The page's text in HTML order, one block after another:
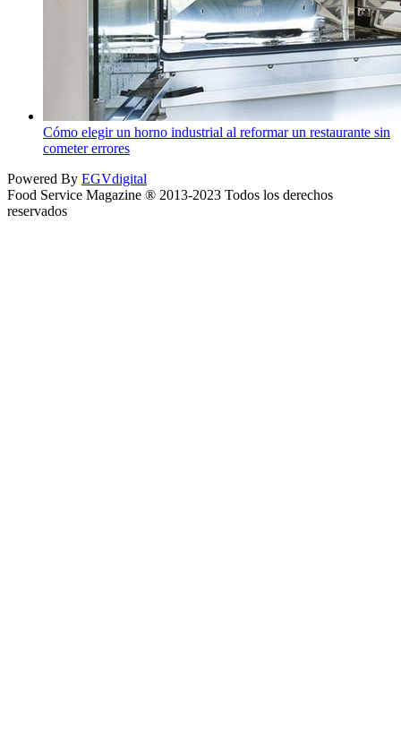
Cómo elegir un horno industrial al reformar un restaurante sin
cometer errores
Powered By EGVdigital
Food Service Magazine ® 2013-2023 Todos los derechos
reservados